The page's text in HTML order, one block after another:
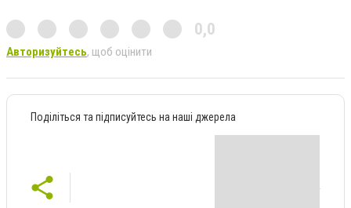
0,0
Авторизуйтесь, щоб оцінити
Поділіться та підписуйтесь на наші джерела